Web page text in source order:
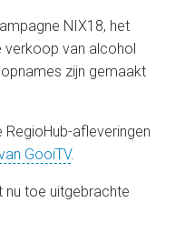
NIX18, het
verkoop van alcohol
zijn gemaakt
RegioHub-afleveringen
GooiTV.
nu toe uitgebrachte